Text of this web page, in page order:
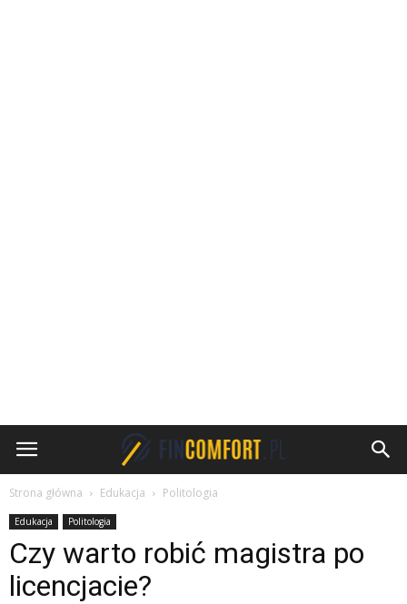
FinComfort.pl
Strona główna Edukacja Politologia
Edukacja Politologia
Czy warto robić magistra po
licencjacie?